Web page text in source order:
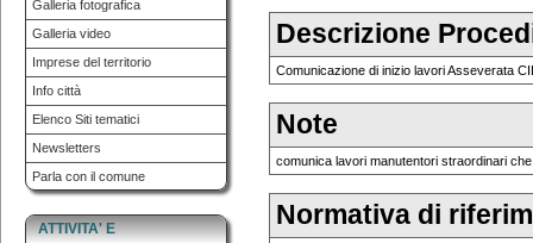
Galleria fotografica
Galleria video
Imprese del territorio
Info città
Elenco Siti tematici
Newsletters
Parla con il comune
ATTIVITA' E
Descrizione
Comunicazione di inizio lavori Asseverata
Note
comunica lavori manutentori straordinari
Normativa di